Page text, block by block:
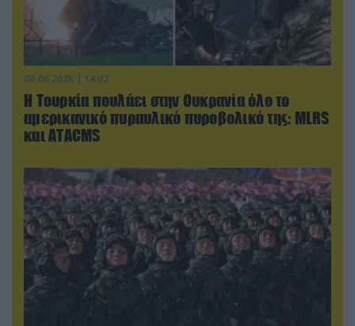
08.08.2026 | 14:02
Η Τουρκία πουλάει στην Ουκρανία όλο το
αμερικανικό πυραυλικό πυροβολικό της: MLRS
και ΑΤΑCMS